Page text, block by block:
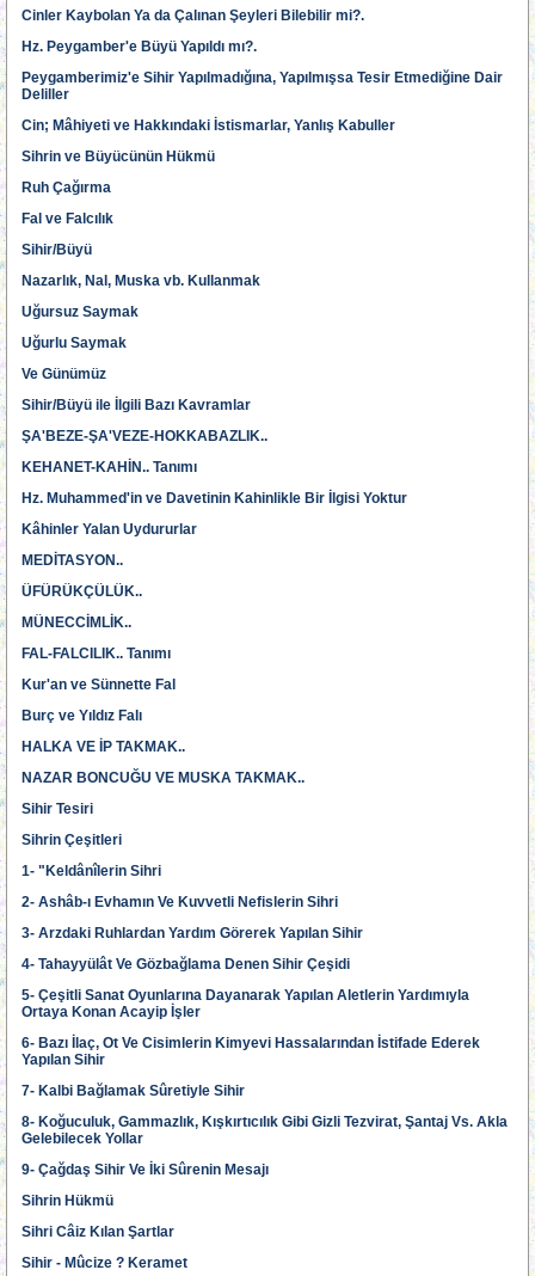
Cinler Kaybolan Ya da Çalınan Şeyleri Bilebilir mi?.
Hz. Peygamber'e Büyü Yapıldı mı?.
Peygamberimiz'e Sihir Yapılmadığına, Yapılmışsa Tesir Etmediğine Dair
Deliller
Cin; Mâhiyeti ve Hakkındaki İstismarlar, Yanlış Kabuller
Sihrin ve Büyücünün Hükmü
Ruh Çağırma
Fal ve Falcılık
Sihir/Büyü
Nazarlık, Nal, Muska vb. Kullanmak
Uğursuz Saymak
Uğurlu Saymak
Ve Günümüz
Sihir/Büyü ile İlgili Bazı Kavramlar
ŞA'BEZE-ŞA'VEZE-HOKKABAZLIK..
KEHANET-KAHİN.. Tanımı
Hz. Muhammed'in ve Davetinin Kahinlikle Bir İlgisi Yoktur
Kâhinler Yalan Uydururlar
MEDİTASYON..
ÜFÜRÜKÇÜLÜK..
MÜNECCİMLİK..
FAL-FALCILIK.. Tanımı
Kur'an ve Sünnette Fal
Burç ve Yıldız Falı
HALKA VE İP TAKMAK..
NAZAR BONCUĞU VE MUSKA TAKMAK..
Sihir Tesiri
Sihrin Çeşitleri
1- "Keldânîlerin Sihri
2- Ashâb-ı Evhamın Ve Kuvvetli Nefislerin Sihri
3- Arzdaki Ruhlardan Yardım Görerek Yapılan Sihir
4- Tahayyülât Ve Gözbağlama Denen Sihir Çeşidi
5- Çeşitli Sanat Oyunlarına Dayanarak Yapılan Aletlerin Yardımıyla
Ortaya Konan Acayip İşler
6- Bazı İlaç, Ot Ve Cisimlerin Kimyevi Hassalarından İstifade Ederek
Yapılan Sihir
7- Kalbi Bağlamak Sûretiyle Sihir
8- Koğuculuk, Gammazlık, Kışkırtıcılık Gibi Gizli Tezvirat, Şantaj Vs. Akla
Gelebilecek Yollar
9- Çağdaş Sihir Ve İki Sûrenin Mesajı
Sihrin Hükmü
Sihri Câiz Kılan Şartlar
Sihir - Mûcize ? Keramet